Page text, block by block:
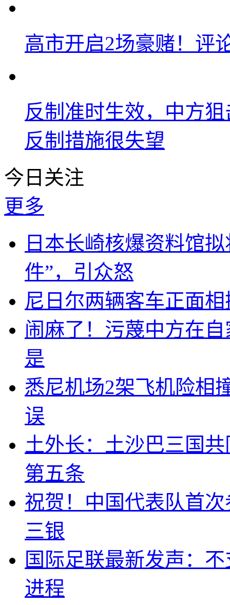
高市开启2场豪赌！评
反制准时生效，中方
反制措施很失望
今日关注
更多
日本长崎核爆资料馆
件”，引众怒
尼日尔两辆客车正面
闹麻了！污蔑中方在
是
悉尼机场2架飞机险相
误
土外长：土沙巴三国
第五条
祝贺！中国代表队首
三银
国际足联最新发声：
进程